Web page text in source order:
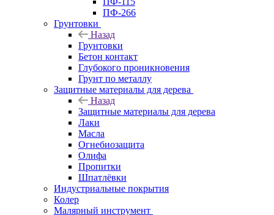
ПФ-266
Грунтовки
Назад
Грунтовки
Бетон контакт
Глубокого проникновения
Грунт по металлу
Защитные материалы для дерева
Назад
Защитные материалы для дерева
Лаки
Масла
Огнебиозащита
Олифа
Пропитки
Шпатлёвки
Индустриальные покрытия
Колер
Малярный инструмент